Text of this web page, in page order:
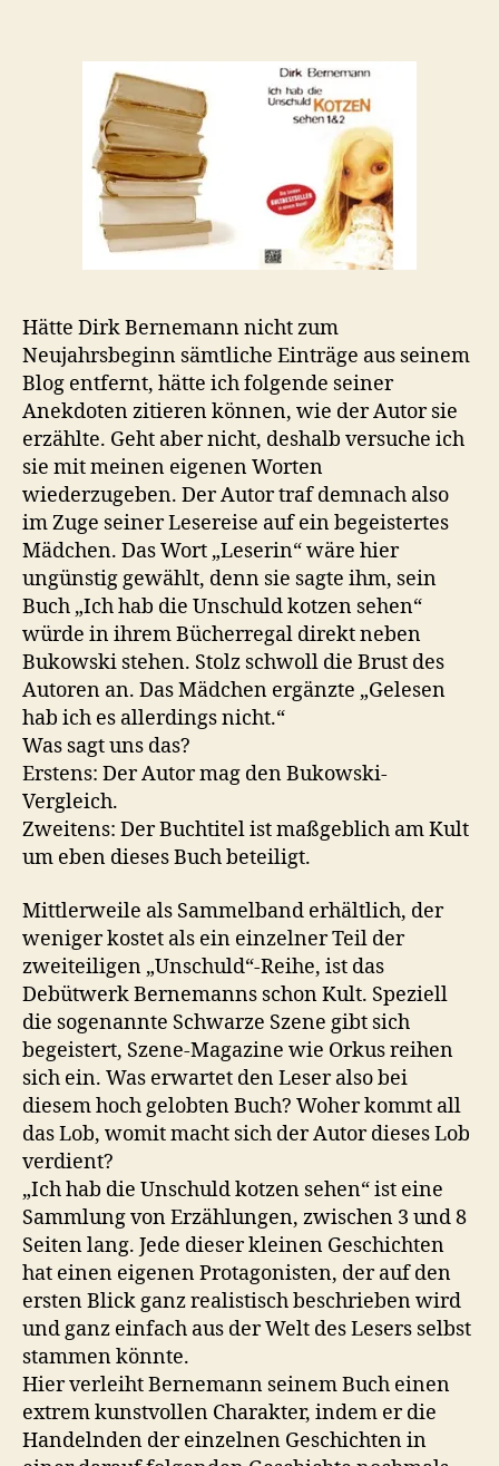
kotzen
sehen“
Hätte Dirk Bernemann nicht zum
Neujahrsbeginn sämtliche Einträge aus seinem
Blog entfernt, hätte ich folgende seiner
Anekdoten zitieren können, wie der Autor sie
erzählte. Geht aber nicht, deshalb versuche ich
sie mit meinen eigenen Worten
wiederzugeben. Der Autor traf demnach also
im Zuge seiner Lesereise auf ein begeistertes
Mädchen. Das Wort „Leserin“ wäre hier
ungünstig gewählt, denn sie sagte ihm, sein
Buch „Ich hab die Unschuld kotzen sehen“
würde in ihrem Bücherregal direkt neben
Bukowski stehen. Stolz schwoll die Brust des
Autoren an. Das Mädchen ergänzte „Gelesen
hab ich es allerdings nicht.“
Was sagt uns das?
Erstens: Der Autor mag den Bukowski-
Vergleich.
Zweitens: Der Buchtitel ist maßgeblich am Kult
um eben dieses Buch beteiligt.
Mittlerweile als Sammelband erhältlich, der
weniger kostet als ein einzelner Teil der
zweiteiligen „Unschuld“-Reihe, ist das
Debütwerk Bernemanns schon Kult. Speziell
die sogenannte Schwarze Szene gibt sich
begeistert, Szene-Magazine wie Orkus reihen
sich ein. Was erwartet den Leser also bei
diesem hoch gelobten Buch? Woher kommt all
das Lob, womit macht sich der Autor dieses Lob
verdient?
„Ich hab die Unschuld kotzen sehen“ ist eine
Sammlung von Erzählungen, zwischen 3 und 8
Seiten lang. Jede dieser kleinen Geschichten
hat einen eigenen Protagonisten, der auf den
ersten Blick ganz realistisch beschrieben wird
und ganz einfach aus der Welt des Lesers selbst
stammen könnte.
Hier verleiht Bernemann seinem Buch einen
extrem kunstvollen Charakter, indem er die
Handelnden der einzelnen Geschichten in